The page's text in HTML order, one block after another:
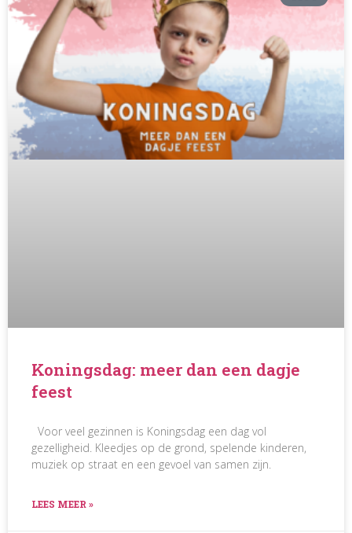
Koningsdag: meer dan een dagje
feest
Voor veel gezinnen is Koningsdag een dag vol
gezelligheid. Kleedjes op de grond, spelende kinderen,
muziek op straat en een gevoel van samen zijn.
LEES MEER »